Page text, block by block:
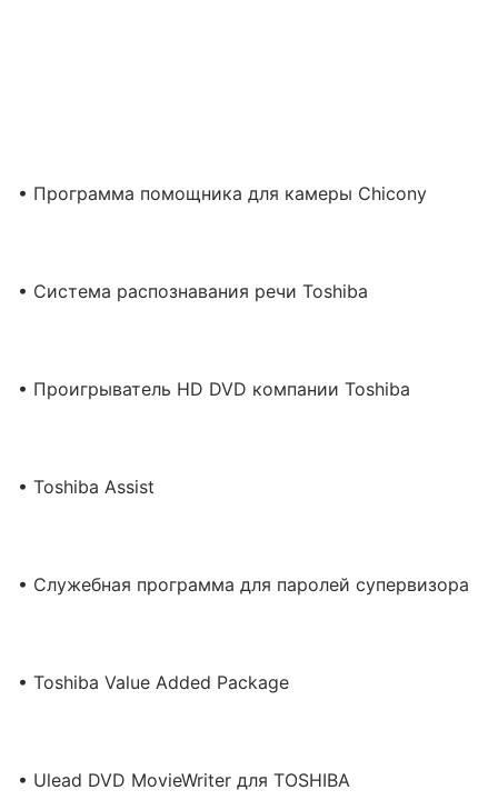
• Программа помощника для камеры Chicony
• Система распознавания речи Toshiba
• Проигрыватель HD DVD компании Toshiba
• Toshiba Assist
• Служебная программа для паролей супервизора
• Toshiba Value Added Package
• Ulead DVD MovieWriter для TOSHIBA